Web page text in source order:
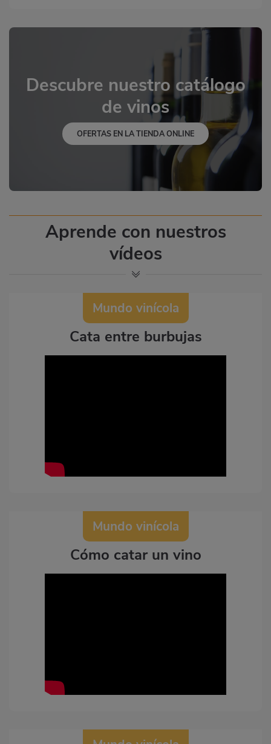
Descubre nuestro catálogo
de vinos
OFERTAS EN LA TIENDA ONLINE
Aprende con nuestros
vídeos
Mundo vinícola
Cata entre burbujas
Mundo vinícola
Cómo catar un vino